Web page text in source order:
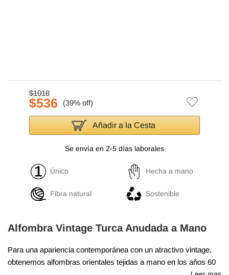
$1018
$536
Añadir a la Cesta
Se envía en 2-5 días laborales
Único Hecha a mano
Fibra natural Sostenible
Alfombra Vintage Turca Anudada a Mano
Para una apariencia contemporánea con un atractivo vintage,
obtenemos alfombras orientales tejidas a mano en los años 60